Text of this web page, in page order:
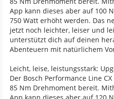
App kann dieses aber auf 100
750 Watt erhöht werden. Das
jetzt noch leichter, leiser und
unterstützt dich auf deinen
Abenteuern mit natürlichem
Leicht, leise, leistungsstark:
Der Bosch Performance Line
85 Nm Drehmoment bereit.